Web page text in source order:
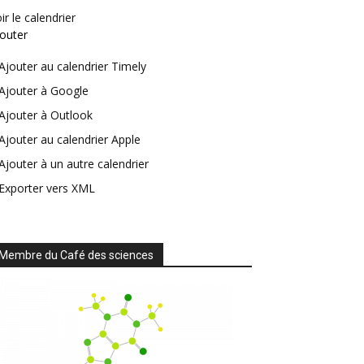
le calendrier
au calendrier Timely
à Google
à Outlook
au calendrier Apple
à un autre calendrier
Exporter vers XML
Membre du Café des sciences